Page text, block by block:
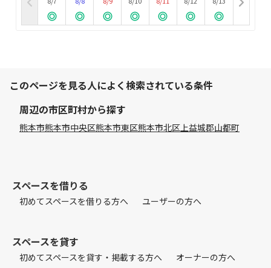
このページを見る人によく検索されている条件
周辺の市区町村から探す
熊本市熊本市中央区熊本市東区熊本市北区 上益城郡山都町
スペースを借りる
初めてスペースを借りる方へ ユーザーの方へ
スペースを貸す
初めてスペースを貸す・掲載する方へ オーナーの方へ